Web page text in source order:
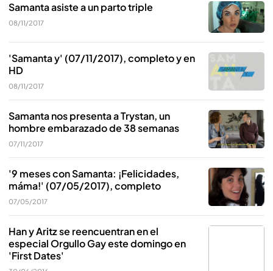
Samanta asiste a un parto triple
08/11/2017
'Samanta y' (07/11/2017), completo y en
HD
08/11/2017
Samanta nos presenta a Trystan, un
hombre embarazado de 38 semanas
07/11/2017
'9 meses con Samanta: ¡Felicidades,
máma!' (07/05/2017), completo
07/05/2017
Han y Aritz se reencuentran en el
especial Orgullo Gay este domingo en
'First Dates'